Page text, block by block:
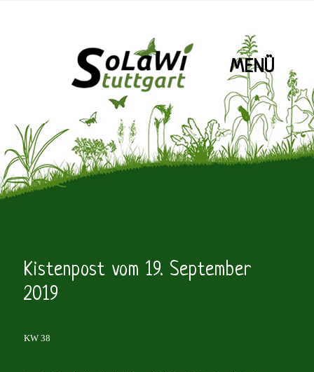
SoLaWiS
MENÜ
Kistenpost vom 19. September
2019
KW 38